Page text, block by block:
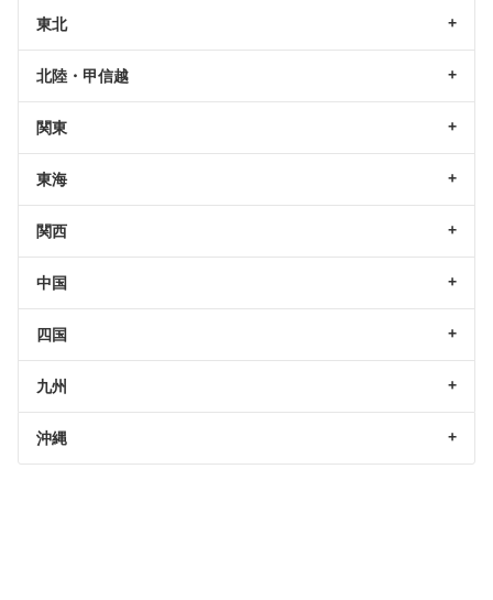
東北
北陸・甲信越
関東
東海
関西
中国
四国
九州
沖縄